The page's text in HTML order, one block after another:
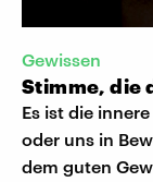
Gewissen
Stimme, die
Es ist die
oder uns in
dem guten